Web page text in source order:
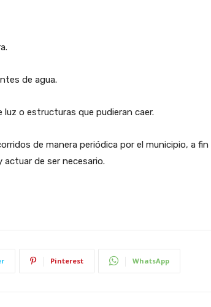
de agua.
o estructuras que pudieran caer.
de manera periódica por el municipio, a fin
de ser necesario.
Pinterest WhatsApp